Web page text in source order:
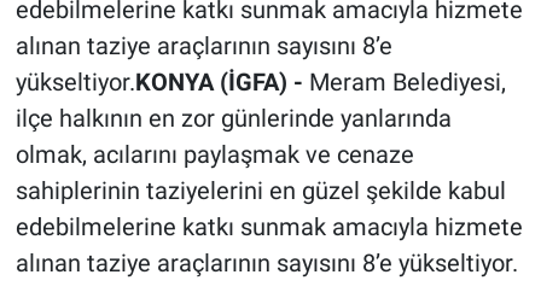
edebilmelerine katkı sunmak amacıyla hizmete
alınan taziye araçlarının sayısını 8’e
yükseltiyor.KONYA (İGFA) - Meram Belediyesi,
ilçe halkının en zor günlerinde yanlarında
olmak, acılarını paylaşmak ve cenaze
sahiplerinin taziyelerini en güzel şekilde kabul
edebilmelerine katkı sunmak amacıyla hizmete
alınan taziye araçlarının sayısını 8’e yükseltiyor.